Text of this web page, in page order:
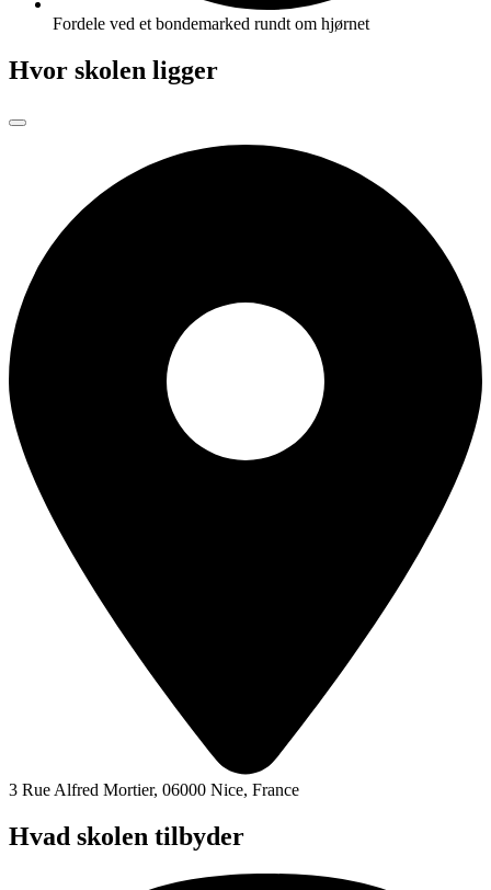
Fordele ved et bondemarked rundt om hjørnet
Hvor skolen ligger
3 Rue Alfred Mortier, 06000 Nice, France
Hvad skolen tilbyder